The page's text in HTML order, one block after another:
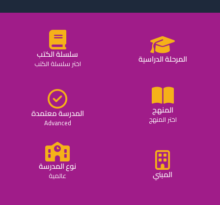
المرحلة الدراسية سلسلة الكتب
اختر سلسلة الكتب
المنهج
اختر المنهج المدرسة معتمدة
Advanced
المبني
نوع المدرسة
عالمية